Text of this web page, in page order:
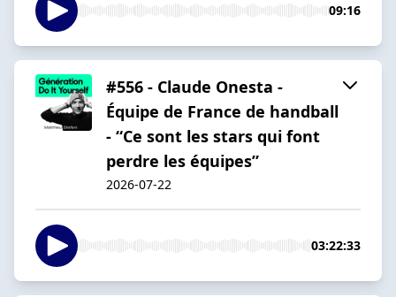
09:16
#556 - Claude Onesta -
Équipe de France de handball
- “Ce sont les stars qui font
perdre les équipes”
2026-07-22
03:22:33